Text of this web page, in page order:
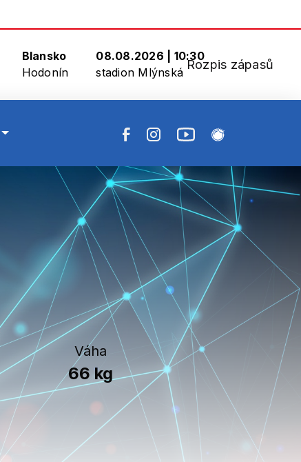
Blansko
Hodonín
08.08.2026 | 10:30
stadion Mlýnská
Rozpis zápasů
Váha
66 kg